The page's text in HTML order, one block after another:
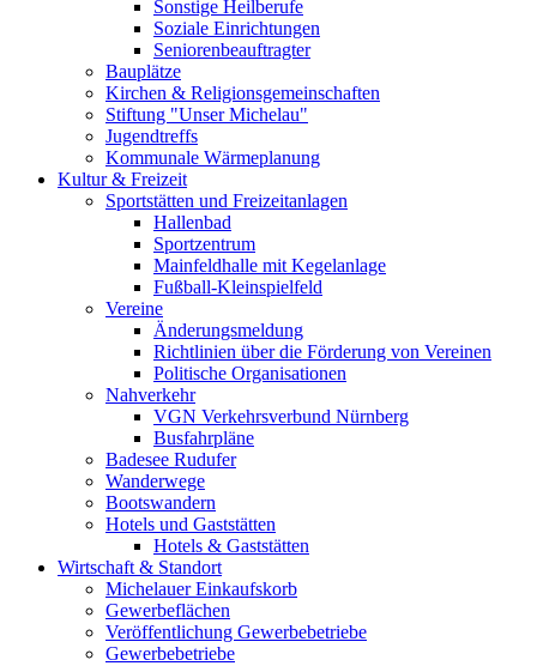
Sonstige Heilberufe
Soziale Einrichtungen
Seniorenbeauftragter
Bauplätze
Kirchen & Religionsgemeinschaften
Stiftung "Unser Michelau"
Jugendtreffs
Kommunale Wärmeplanung
Kultur & Freizeit
Sportstätten und Freizeitanlagen
Hallenbad
Sportzentrum
Mainfeldhalle mit Kegelanlage
Fußball-Kleinspielfeld
Vereine
Änderungsmeldung
Richtlinien über die Förderung von Vereinen
Politische Organisationen
Nahverkehr
VGN Verkehrsverbund Nürnberg
Busfahrpläne
Badesee Rudufer
Wanderwege
Bootswandern
Hotels und Gaststätten
Hotels & Gaststätten
Wirtschaft & Standort
Michelauer Einkaufskorb
Gewerbeflächen
Veröffentlichung Gewerbebetriebe
Gewerbebetriebe